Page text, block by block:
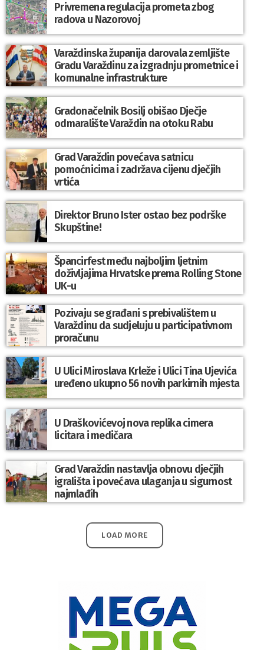
Privremena regulacija prometa zbog
radova u Nazorovoj
Varaždinska županija darovala zemljište
Gradu Varaždinu za izgradnju prometnice i
komunalne infrastrukture
Gradonačelnik Bosilj obišao Dječje
odmaralište Varaždin na otoku Rabu
Grad Varaždin povećava satnicu
pomoćnicima i zadržava cijenu dječjih
vrtića
Direktor Bruno Ister ostao bez podrške
Skupštine!
Špancirfest među najboljim ljetnim
doživljajima Hrvatske prema Rolling Stone
UK-u
Pozivaju se građani s prebivalištem u
Varaždinu da sudjeluju u participativnom
proračunu
U Ulici Miroslava Krleže i Ulici Tina Ujevića
uređeno ukupno 56 novih parkirnih mjesta
U Draškovićevoj nova replika cimera
licitara i medičara
Grad Varaždin nastavlja obnovu dječjih
igrališta i povećava ulaganja u sigurnost
najmlađih
LOAD MORE